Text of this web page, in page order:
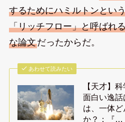
するためにハミルトンとい
「リッチフロー」と呼ばれ
な論文だったからだ。
あわせて読みたい
【天才】
面白い逸
は、一体
か？：『…